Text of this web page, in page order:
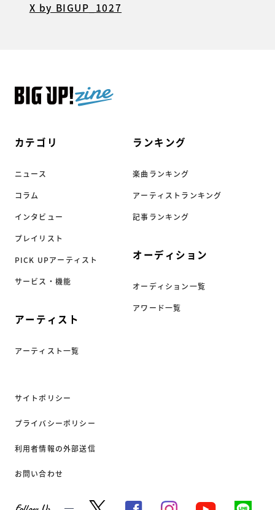
カテゴリ
ニュース
コラム
インタビュー
プレイリスト
PICK UPアーティスト
サービス・機能
アーティスト
アーティスト一覧
ランキング
楽曲ランキング
アーティストランキング
記事ランキング
オーディション
オーディション一覧
アワード一覧
サイトポリシー
プライバシーポリシー
利用者情報の外部送信
お問い合わせ
X by BIGUP_1027